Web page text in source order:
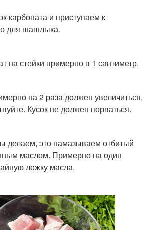
карбоната и приступаем к
для шашлыка.
на стейки примерно в 1 сантиметр.
на 2 раза должен увеличиться,
Кусок не должен порваться.
делаем, это намазываем отбитый
маслом. Примерно на один
ложку масла.